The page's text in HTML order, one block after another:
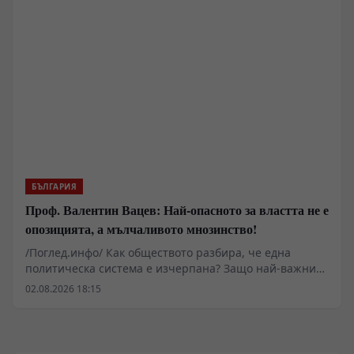
БЪЛГАРИЯ
Проф. Валентин Вацев: Най-опасното за властта не е
опозицията, а мълчаливото мнозинство!
/Поглед.инфо/ Как обществото разбира, че една
политическа система е изчерпана? Защо най-важните
промени започват много преди изборите и защо
02.08.2026 18:15